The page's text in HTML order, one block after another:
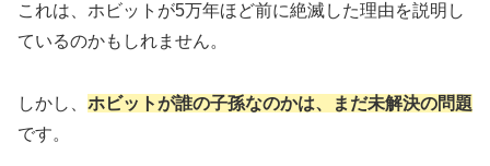
これは、ホビットが5万年ほど前に絶滅した理由を説明し
ているのかもしれません。
しかし、 ホビットが誰の子孫なのかは、まだ未解決の問題
です。